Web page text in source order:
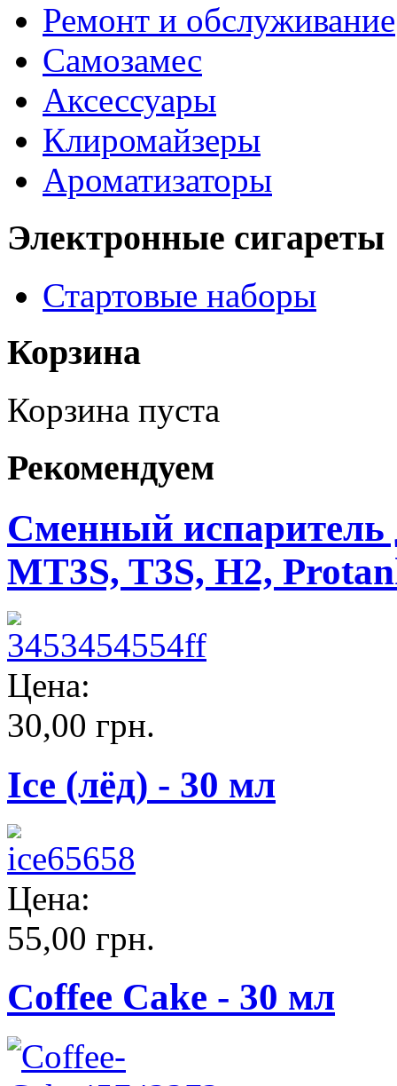
Ремонт и обслуживание
Самозамес
Аксессуары
Клиромайзеры
Ароматизаторы
Электронные сигареты
Стартовые наборы
Корзина
Корзина пуста
Рекомендуем
Сменный испаритель
MT3S, T3S, H2,
Цена:
30,00 грн.
Ice (лёд) - 30 мл
Цена:
55,00 грн.
Coffee Cake - 30 мл